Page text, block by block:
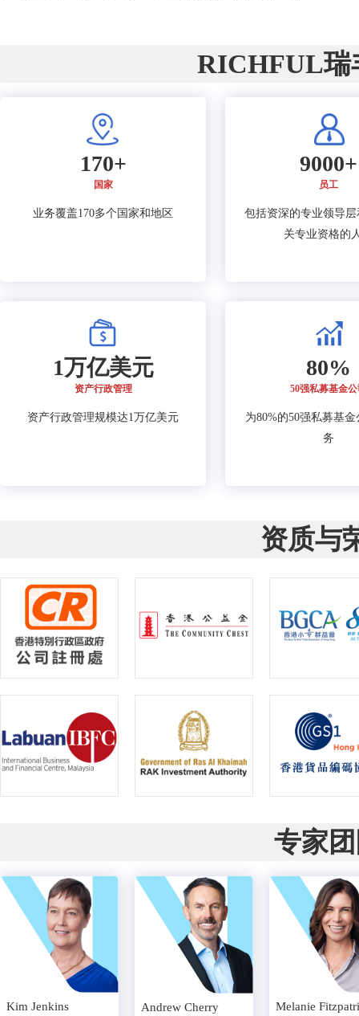
RICHFUL瑞
170+
国家
业务覆盖170多个国家和地区
9000+
员工
包括资深的专业领导
关专业资格的
1万亿美元
资产行政管理
资产行政管理规模达1万亿美元
80%
50强私募基金
为80%的50强私募基
务
资质与
专家
Kim Jenkins Andrew Cherry Melanie